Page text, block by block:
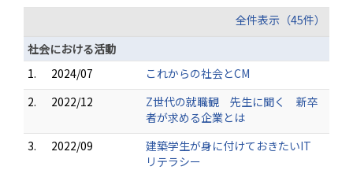
全件表示（45件）
社会における活動
1.
2024/07
これからの社会とCM
2.
2022/12
Z世代の就職観 先生に聞く 新卒
者が求める企業とは
3.
2022/09
建築学生が身に付けておきたいIT
リテラシー